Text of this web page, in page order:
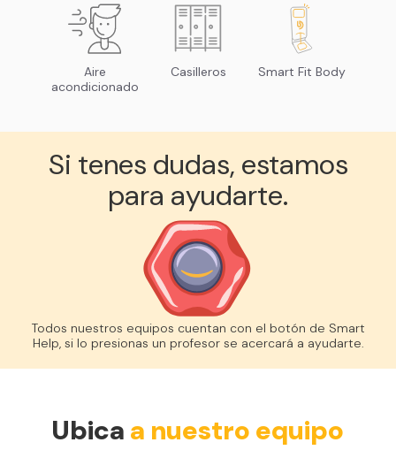
Aire
acondicionado
Casilleros Smart Fit Body
Si tenes dudas, estamos
para ayudarte.
Todos nuestros equipos cuentan con el botón de Smart
Help, si lo presionas un profesor se acercará a ayudarte.
Ubica a nuestro equipo